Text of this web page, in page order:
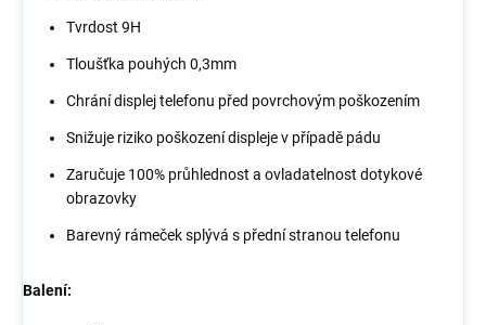
Tvrdost 9H
Tloušťka pouhých 0,3mm
Chrání displej telefonu před povrchovým poškozením
Snižuje riziko poškození displeje v případě pádu
Zaručuje 100% průhlednost a ovladatelnost dotykové
obrazovky
Barevný rámeček splývá s přední stranou telefonu
Balení: